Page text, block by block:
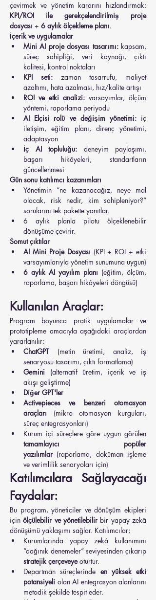
KPI/ROI ile gerekçelendirilmiş proje
dosyası + 6 aylık ölçekleme planı.
İçerik ve uygulamalar
Mini AI proje dosyası tasarımı: kapsam,
süreç sahipliği, veri kaynağı, çıktı
kalitesi, kontrol noktaları
KPI seti: zaman tasarrufu, maliyet
azaltımı, hata azalması, hız/kalite artışı
ROI ve etki analizi: varsayımlar, ölçüm
yöntemi, raporlama periyodu
AI Elçisi rolü ve değişim yönetimi: iç
iletişim, eğitim planı, direnç yönetimi,
adaptasyon
İç AI topluluğu: deneyim paylaşımı,
başarı hikâyeleri, standartların
güncellenmesi
Gün sonu katılımcı kazanımları
Yönetimin “ne kazanacağız, neye mal
olacak, risk nedir, kim sahipleniyor?”
sorularını tek pakette yanıtlar.
6 aylık planla pilotu ölçeklenebilir
dönüşüme çevirir.
Somut çıktılar
AI Mini Proje Dosyası (KPI + ROI + etki
varsayımlarıyla yönetim sunumuna uygun)
6 aylık AI yayılım planı (eğitim, ölçüm,
raporlama, başarı hikâyeleri döngüsü)
Kullanılan Araçlar:
Program boyunca pratik uygulamalar ve
prototipleme amacıyla aşağıdaki araçlardan
yararlanılır:
ChatGPT (metin üretimi, analiz, iş
senaryosu tasarımı, çıktı formatlama)
Gemini (alternatif üretim, içerik ve iş
akışı geliştirme)
Diğer GPT'ler
Activepieces ve benzeri otomasyon
araçları (mikro otomasyon kurguları,
süreç entegrasyonları)
tamamlayıcı popüler
yazılımlar (raporlama, doküman işleme
ve verimlilik senaryoları için)
Katılımcılara Sağlayacağı
Faydalar:
Bu program, yöneticiler ve dönüşüm ekipleri
için ölçülebilir ve yönetilebilir bir yapay zekâ
dönüşümü yaklaşımı sağlar. Katılımcılar;
Kurumlarında yapay zekâ kullanımını
stratejik çerçeveye oturtur.
Departman süreçlerinde en yüksek etki
potansiyeli olan AI entegrasyon alanlarını
metodik şekilde tespit eder.